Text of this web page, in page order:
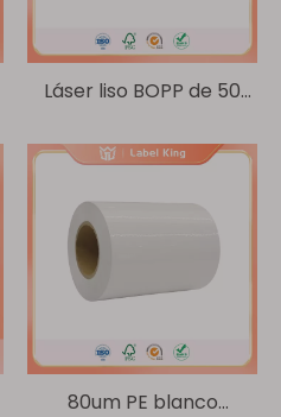
Láser liso BOPP de 50
um/60 g de vidrio
cristalino
80um PE blanco